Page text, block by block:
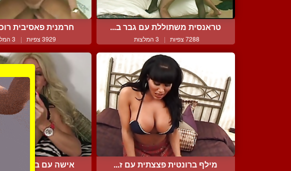
טראנסית משתוללת עם גבר ב...
7288 צפיות | 3 המלצות
חרמנית פאסיבית
3929 צפיות | 3 המלצות
מילף ברונטית פצצתית עם ז... אישה עם בולבול עם